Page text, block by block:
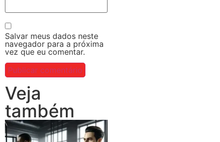
Salvar meus dados neste
navegador para a próxima
vez que eu comentar.
Veja
também